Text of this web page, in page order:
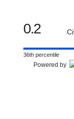
0.2
36th percentile
Powered by